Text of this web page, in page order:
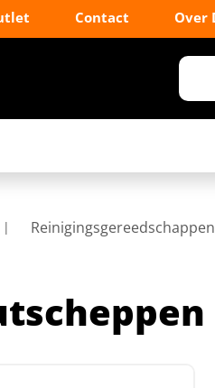
Contact Over
Reinigingsgereedschappen